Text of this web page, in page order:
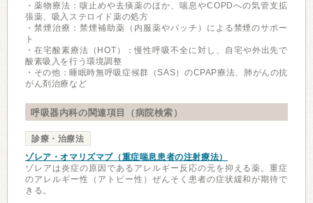
・薬物療法：咳止めや去痰薬のほか、喘息やCOPDへの気管支拡
張薬、吸入ステロイド薬の処方
・禁煙治療：禁煙補助薬（内服薬やパッチ）による禁煙のサポー
ト
・在宅酸素療法（HOT）：慢性呼吸不全に対し、自宅や外出先で
酸素吸入を行う環境調整
・その他：睡眠時無呼吸症候群（SAS）のCPAP療法、肺がんの抗
がん剤治療など
呼吸器内科の関連項目（病院検索）
診療・治療法
ゾレア・オマリズマブ（重症喘息患者の注射療法）
ゾレアは炎症の原因であるアレルギー反応の元を抑える薬。重症
のアレルギー性（アトピー性）ぜんそく患者の症状緩和が期待で
きる。